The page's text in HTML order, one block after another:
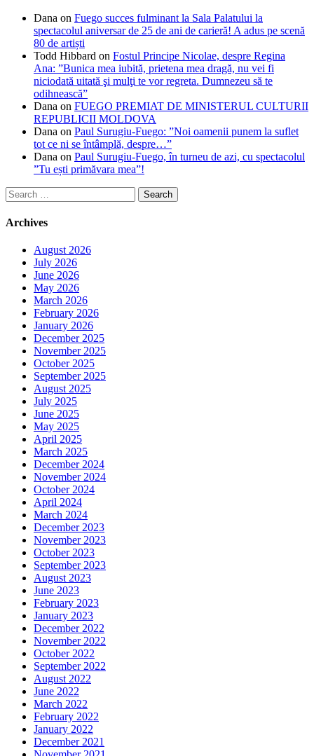
Dana on Fuego succes fulminant la Sala Palatului la
spectacolul aniversar de 25 de ani de carieră! A adus pe scenă
80 de artiști
Todd Hibbard on Fostul Principe Nicolae, despre Regina
Ana: ”Bunica mea iubită, prietena mea dragă, nu vei fi
niciodată uitată şi mulţi te vor regreta. Dumnezeu să te
odihnească”
Dana on FUEGO PREMIAT DE MINISTERUL CULTURII
REPUBLICII MOLDOVA
Dana on Paul Surugiu-Fuego: ”Noi oamenii punem la suflet
tot ce ni se întâmplă, despre…”
Dana on Paul Surugiu-Fuego, în turneu de azi, cu spectacolul
”Tu ești primăvara mea”!
Search
for:
Archives
August 2026
July 2026
June 2026
May 2026
March 2026
February 2026
January 2026
December 2025
November 2025
October 2025
September 2025
August 2025
July 2025
June 2025
May 2025
April 2025
March 2025
December 2024
November 2024
October 2024
April 2024
March 2024
December 2023
November 2023
October 2023
September 2023
August 2023
June 2023
February 2023
January 2023
December 2022
November 2022
October 2022
September 2022
August 2022
June 2022
March 2022
February 2022
January 2022
December 2021